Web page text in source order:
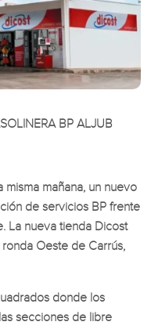
BP ALJUB
mañana, un nuevo
de servicios BP frente
La nueva tienda Dicost
Oeste de Carrús,
donde los
secciones de libre